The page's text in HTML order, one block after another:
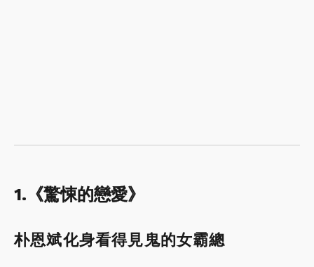
1.《驚悚的戀愛》
朴恩斌化身看得見鬼的女霸總